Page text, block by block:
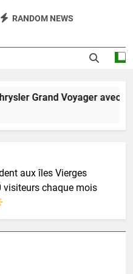
RANDOM NEWS
Grand Voyager avec
aux îles Vierges
visiteurs chaque mois